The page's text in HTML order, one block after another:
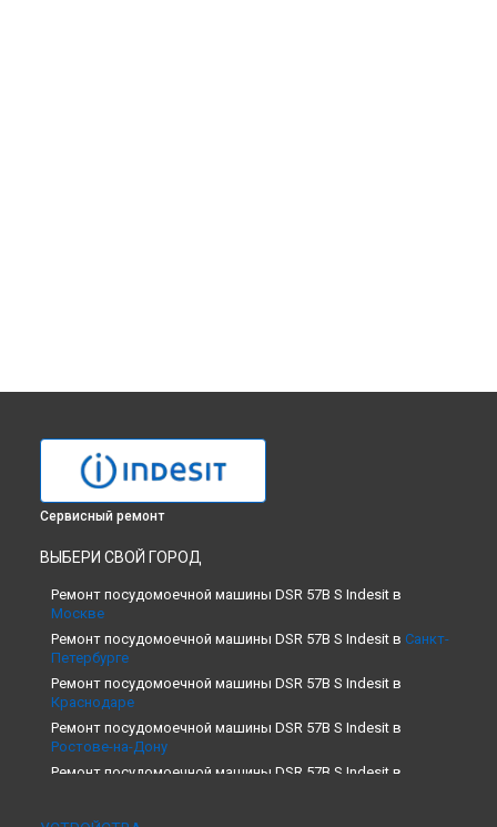
Сервисный ремонт
ВЫБЕРИ СВОЙ ГОРОД
Ремонт посудомоечной машины DSR 57B S Indesit в
Москве
Ремонт посудомоечной машины DSR 57B S Indesit в Санкт-
Петербурге
Ремонт посудомоечной машины DSR 57B S Indesit в
Краснодаре
Ремонт посудомоечной машины DSR 57B S Indesit в
Ростове-на-Дону
Ремонт посудомоечной машины DSR 57B S Indesit в
Ремонт посудомоечной машины DSR 57B S Indesit в